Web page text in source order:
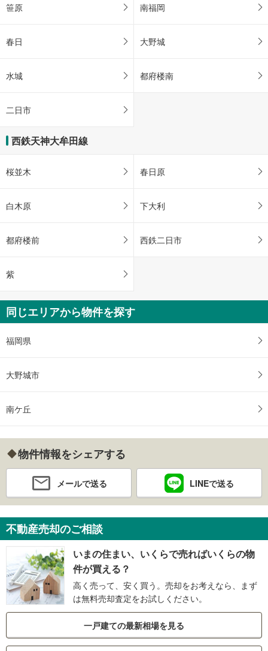
笹原 南福岡
春日 大野城
水城 都府楼南
二日市
西鉄天神大牟田線
桜並木 春日原
白木原 下大利
都府楼前 西鉄二日市
紫
同じエリアから物件を探す
福岡県
大野城市
南ケ丘
物件情報をシェアする
メールで送る LINEで送る
不動産売却のご相談
いまの住まい、いくらで売ればいくらの物
件が買える？
高く売って、安く買う。売却をお考えなら、まず
は無料売却査定をお試しください。
一戸建ての最新相場を見る